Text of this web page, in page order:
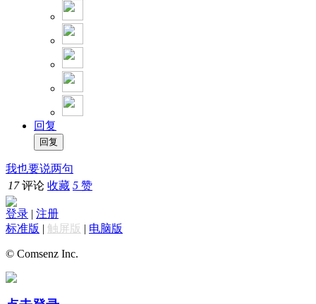
回复
我也要说两句
17评论 收藏 5 赞
登录 | 注册
标准版 | 触屏版 | 电脑版
© Comsenz Inc.